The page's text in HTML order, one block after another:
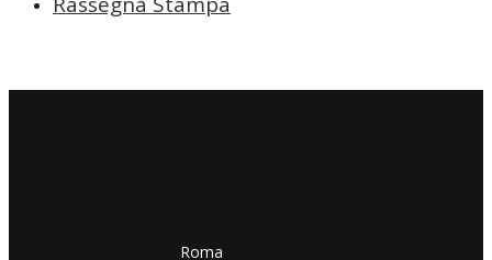
​​Roma